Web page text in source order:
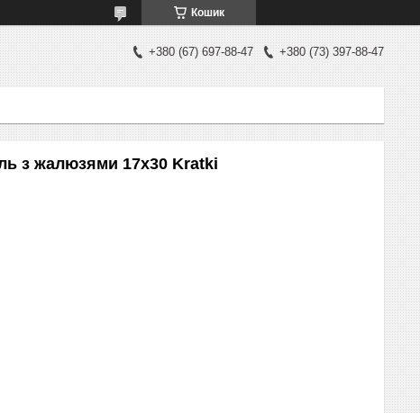
Кошик
+380 (67) 697-88-47 +380 (73) 397-88-47
з жалюзями 17x30 Kratki